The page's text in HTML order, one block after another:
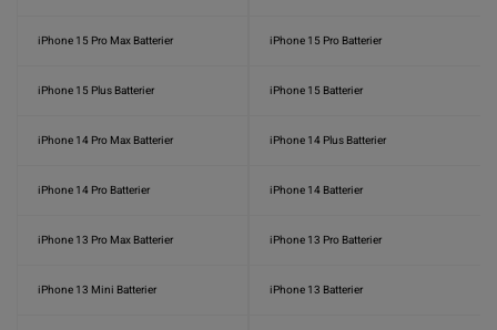
iPhone 15 Pro Max Batterier iPhone 15 Pro Batterier
iPhone 15 Plus Batterier iPhone 15 Batterier
iPhone 14 Pro Max Batterier iPhone 14 Plus Batterier
iPhone 14 Pro Batterier iPhone 14 Batterier
iPhone 13 Pro Max Batterier iPhone 13 Pro Batterier
iPhone 13 Mini Batterier iPhone 13 Batterier